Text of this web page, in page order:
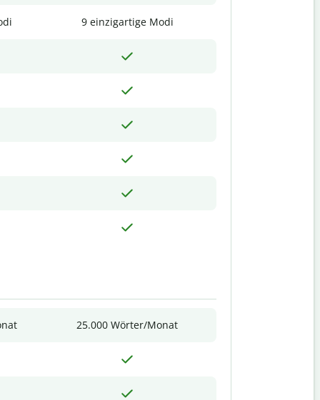
9 einzigartige Modi
25.000 Wörter/Monat